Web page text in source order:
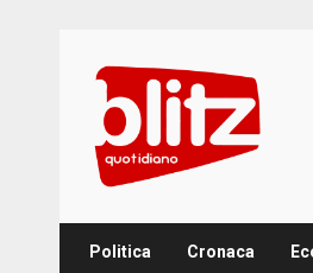
content
Politica Cronaca